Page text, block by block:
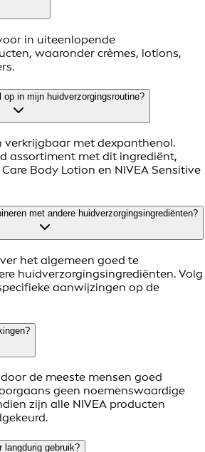
in uiteenlopende
waaronder crèmes, lotions,
op in mijn huidverzorgingsroutine?
verkrijgbaar met dexpanthenol.
assortiment met dit ingrediënt,
Body Lotion en NIVEA Sensitive
met andere huidverzorgingsingrediënten?
het algemeen goed te
huidverzorgingsingrediënten. Volg
aanwijzingen op de
de meeste mensen goed
geen noemenswaardige
zijn alle NIVEA producten
langdurig gebruik?